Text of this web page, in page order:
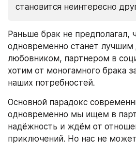
становится неинтересно
Раньше брак не предполагал,
одновременно станет лучшим
любовником, партнером в
хотим от моногамного брака
наших потребностей.
Основной парадокс
одновременно мы ищем в
надёжность и ждём от
приключений. Но нас не